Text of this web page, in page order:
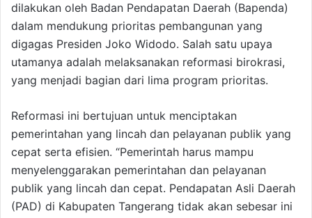
dilakukan oleh Badan Pendapatan Daerah (Bapenda)
dalam mendukung prioritas pembangunan yang
digagas Presiden Joko Widodo. Salah satu upaya
utamanya adalah melaksanakan reformasi birokrasi,
yang menjadi bagian dari lima program prioritas.
Reformasi ini bertujuan untuk menciptakan
pemerintahan yang lincah dan pelayanan publik yang
cepat serta efisien. “Pemerintah harus mampu
menyelenggarakan pemerintahan dan pelayanan
publik yang lincah dan cepat. Pendapatan Asli Daerah
(PAD) di Kabupaten Tangerang tidak akan sebesar ini